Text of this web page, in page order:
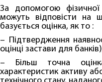
За допомогою
можуть відповісти на
базується оцінка, як то :
– Підтвердження
оцінці застави для
– Більш точна
характеристик активу